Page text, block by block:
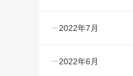
2022年7月
2022年6月